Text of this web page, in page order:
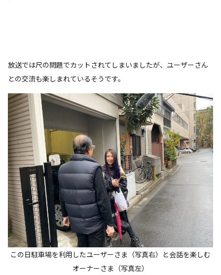
放送では尺の問題でカットされてしまいましたが、ユーザーさん
との交流も楽しまれているそうです。
この日駐車場を利用したユーザーさま（写真右）と会話を楽しむ
オーナーさま（写真左）